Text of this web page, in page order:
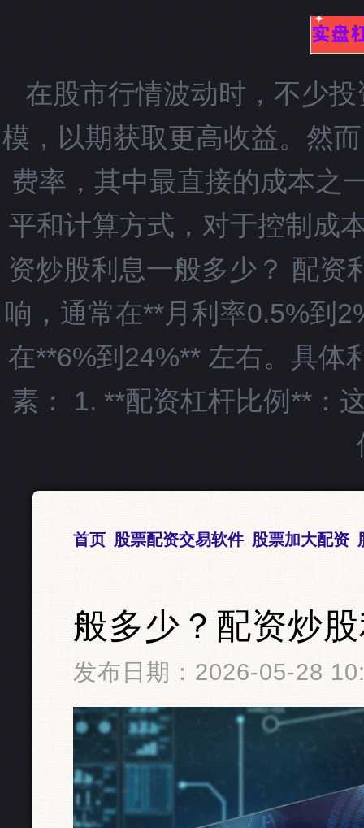
在股市行情波动时，不少
模，以期获取更高收益。然
费率，其中最直接的成本之
平和计算方式，对于控制成
资炒股利息一般多少？ 配资
响，通常在**月利率0.5%到
在**6%到24%** 左右。具体
素： 1. **配资杠杆比例**：
首页 股票配资交易软件 股票加大配资
般多少？配资炒
发布日期：2026-05-28